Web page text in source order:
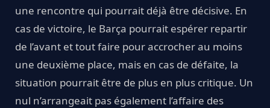
une rencontre qui pourrait déjà être décisive. En
cas de victoire, le Barça pourrait espérer repartir
de l’avant et tout faire pour accrocher au moins
une deuxième place, mais en cas de défaite, la
situation pourrait être de plus en plus critique. Un
nul n’arrangeait pas également l’affaire des